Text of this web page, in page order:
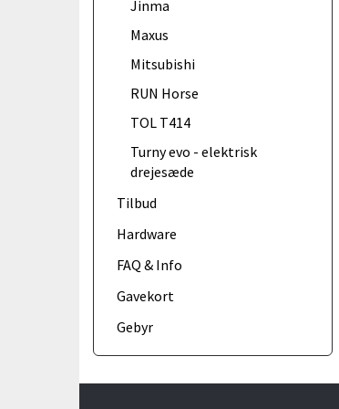
Jinma
Maxus
Mitsubishi
RUN Horse
TOL T414
Turny evo - elektrisk
drejesæde
Tilbud
Hardware
FAQ & Info
Gavekort
Gebyr